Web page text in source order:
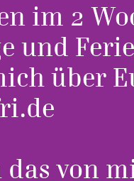
im 2
und
über
das von